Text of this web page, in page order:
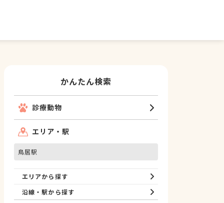
かんたん検索
診療動物
エリア・駅
鳥居駅
エリアから探す
沿線・駅から探す